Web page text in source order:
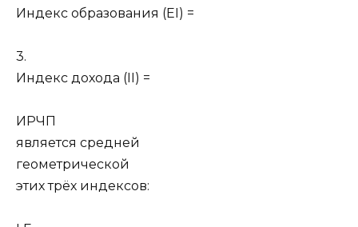
Индекс образования (EI) =
3.
Индекс дохода (II) =
ИРЧП
является средней
геометрической
этих трёх индексов: